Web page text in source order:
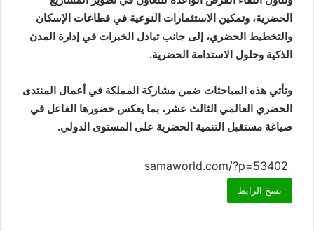
الحضرية، وتمكين الاستثمارات النوعية في قطاعات الإسكان
والتخطيط الحضري، إلى جانب تبادل الخبرات في إدارة المدن
الذكية وحلول الاستدامة الحضرية.
وتأتي هذه المباحثات ضمن مشاركة المملكة في أعمال المنتدى
الحضري العالمي الثالث عشر، بما يعكس حضورها الفاعل في
صياغة مستقبل التنمية الحضرية على المستوى الدولي.
نسخ الرابط